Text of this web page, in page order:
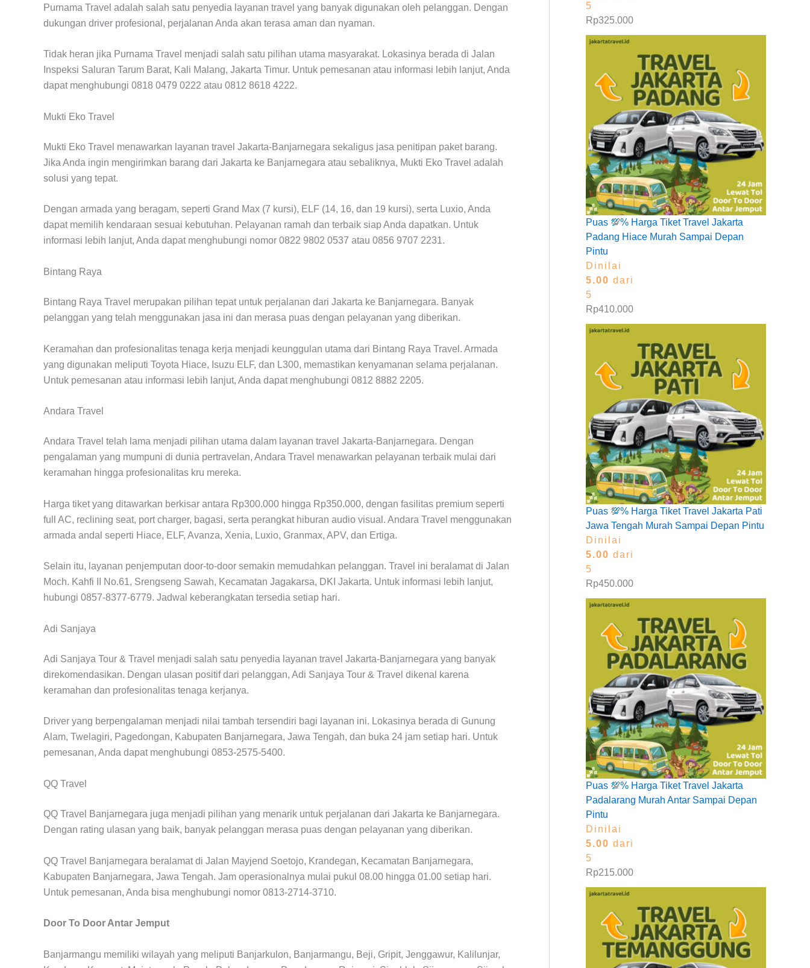
Purnama Travel adalah salah satu penyedia layanan travel yang banyak digunakan oleh pelanggan. Dengan
dukungan driver profesional, perjalanan Anda akan terasa aman dan nyaman.
Tidak heran jika Purnama Travel menjadi salah satu pilihan utama masyarakat. Lokasinya berada di Jalan
Inspeksi Saluran Tarum Barat, Kali Malang, Jakarta Timur. Untuk pemesanan atau informasi lebih lanjut, Anda
dapat menghubungi 0818 0479 0222 atau 0812 8618 4222.
Mukti Eko Travel
Mukti Eko Travel menawarkan layanan travel Jakarta-Banjarnegara sekaligus jasa penitipan paket barang.
Jika Anda ingin mengirimkan barang dari Jakarta ke Banjarnegara atau sebaliknya, Mukti Eko Travel adalah
solusi yang tepat.
Dengan armada yang beragam, seperti Grand Max (7 kursi), ELF (14, 16, dan 19 kursi), serta Luxio, Anda
dapat memilih kendaraan sesuai kebutuhan. Pelayanan ramah dan terbaik siap Anda dapatkan. Untuk
informasi lebih lanjut, Anda dapat menghubungi nomor 0822 9802 0537 atau 0856 9707 2231.
Bintang Raya
Bintang Raya Travel merupakan pilihan tepat untuk perjalanan dari Jakarta ke Banjarnegara. Banyak
pelanggan yang telah menggunakan jasa ini dan merasa puas dengan pelayanan yang diberikan.
Keramahan dan profesionalitas tenaga kerja menjadi keunggulan utama dari Bintang Raya Travel. Armada
yang digunakan meliputi Toyota Hiace, Isuzu ELF, dan L300, memastikan kenyamanan selama perjalanan.
Untuk pemesanan atau informasi lebih lanjut, Anda dapat menghubungi 0812 8882 2205.
Andara Travel
Andara Travel telah lama menjadi pilihan utama dalam layanan travel Jakarta-Banjarnegara. Dengan
pengalaman yang mumpuni di dunia pertravelan, Andara Travel menawarkan pelayanan terbaik mulai dari
keramahan hingga profesionalitas kru mereka.
Harga tiket yang ditawarkan berkisar antara Rp300.000 hingga Rp350.000, dengan fasilitas premium seperti
full AC, reclining seat, port charger, bagasi, serta perangkat hiburan audio visual. Andara Travel menggunakan
armada andal seperti Hiace, ELF, Avanza, Xenia, Luxio, Granmax, APV, dan Ertiga.
Selain itu, layanan penjemputan door-to-door semakin memudahkan pelanggan. Travel ini beralamat di Jalan
Moch. Kahfi II No.61, Srengseng Sawah, Kecamatan Jagakarsa, DKI Jakarta. Untuk informasi lebih lanjut,
hubungi 0857-8377-6779. Jadwal keberangkatan tersedia setiap hari.
Adi Sanjaya
Adi Sanjaya Tour & Travel menjadi salah satu penyedia layanan travel Jakarta-Banjarnegara yang banyak
direkomendasikan. Dengan ulasan positif dari pelanggan, Adi Sanjaya Tour & Travel dikenal karena
keramahan dan profesionalitas tenaga kerjanya.
Driver yang berpengalaman menjadi nilai tambah tersendiri bagi layanan ini. Lokasinya berada di Gunung
Alam, Twelagiri, Pagedongan, Kabupaten Banjarnegara, Jawa Tengah, dan buka 24 jam setiap hari. Untuk
pemesanan, Anda dapat menghubungi 0853-2575-5400.
QQ Travel
QQ Travel Banjarnegara juga menjadi pilihan yang menarik untuk perjalanan dari Jakarta ke Banjarnegara.
Dengan rating ulasan yang baik, banyak pelanggan merasa puas dengan pelayanan yang diberikan.
QQ Travel Banjarnegara beralamat di Jalan Mayjend Soetojo, Krandegan, Kecamatan Banjarnegara,
Kabupaten Banjarnegara, Jawa Tengah. Jam operasionalnya mulai pukul 08.00 hingga 01.00 setiap hari.
Untuk pemesanan, Anda bisa menghubungi nomor 0813-2714-3710.
Door To Door Antar Jemput
Banjarmangu memiliki wilayah yang meliputi Banjarkulon, Banjarmangu, Beji, Gripit, Jenggawur, Kalilunjar,
5
Rp325.000
Puas 💯% Harga Tiket Travel Jakarta
Padang Hiace Murah Sampai Depan
Pintu
Dinilai
5.00 dari
5
Rp410.000
Puas 💯% Harga Tiket Travel Jakarta Pati
Jawa Tengah Murah Sampai Depan Pintu
Dinilai
5.00 dari
5
Rp450.000
Puas 💯% Harga Tiket Travel Jakarta
Padalarang Murah Antar Sampai Depan
Pintu
Dinilai
5.00 dari
5
Rp215.000